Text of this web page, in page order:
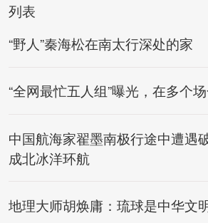
列表
“野人”秦海松在南太行深处的家
“全网最忙五人组”曝光，在多个场
中国航海家翟墨南极行途中遭遇
成北冰洋环航
地理大师胡焕庸：琉球是中华文